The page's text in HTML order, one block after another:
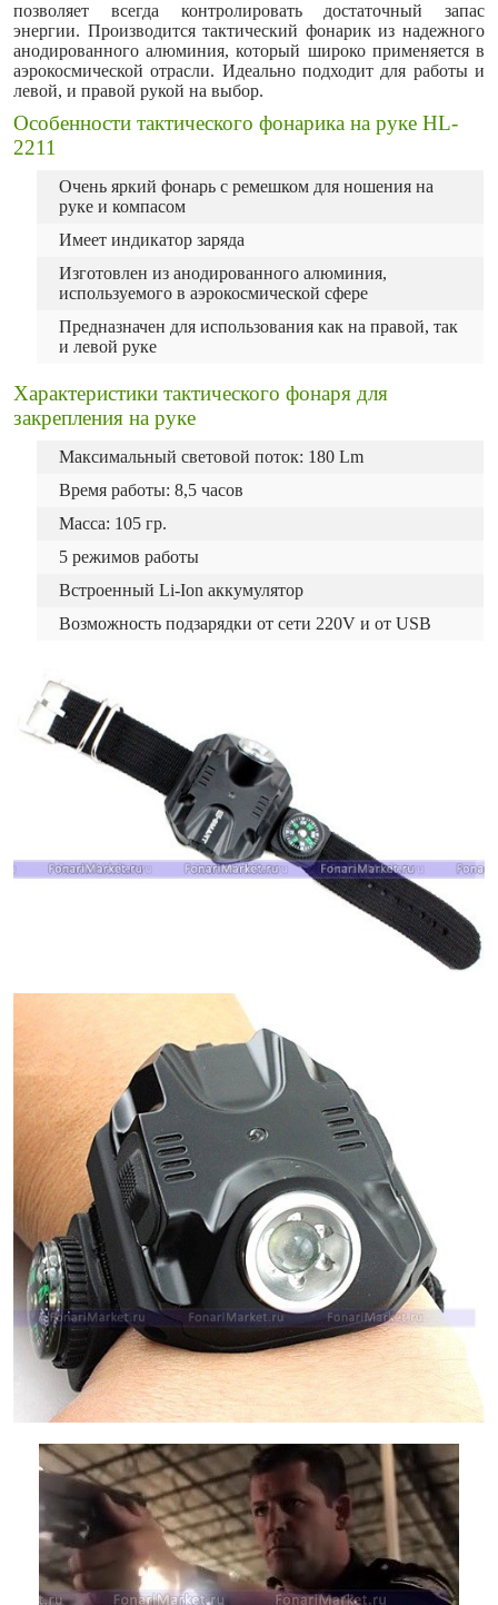
позволяет всегда контролировать достаточный запас
энергии. Производится тактический фонарик из надежного
анодированного алюминия, который широко применяется в
аэрокосмической отрасли. Идеально подходит для работы и
левой, и правой рукой на выбор.
Особенности тактического фонарика на руке HL-
2211
Очень яркий фонарь с ремешком для ношения на
руке и компасом
Имеет индикатор заряда
Изготовлен из анодированного алюминия,
используемого в аэрокосмической сфере
Предназначен для использования как на правой, так
и левой руке
Характеристики тактического фонаря для
закрепления на руке
Максимальный световой поток: 180 Lm
Время работы: 8,5 часов
Масса: 105 гр.
5 режимов работы
Встроенный Li-Ion аккумулятор
Возможность подзарядки от сети 220V и от USB